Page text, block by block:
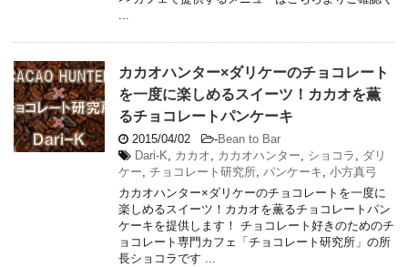
...
カカオハンター×ダリケーのチョコレート
を一度に楽しめるスイーツ！カカオを薫
るチョコレートパンケーキ
2015/04/02 -Bean to Bar
Dari-K, カカオ, カカオハンター, ショコラ , ダリ
ケー, チョコレート研究所, パンケーキ, 小方真弓
カカオハンター×ダリケーのチョコレートを一度に
楽しめるスイーツ！カカオを薫るチョコレートパン
ケーキを提供します！ チョコレート好きのためのチ
ョコレート専門カフェ「チョコレート研究所」の所
長ショコラです ...